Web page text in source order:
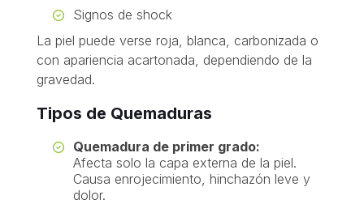
Signos de shock
La piel puede verse roja, blanca, carbonizada o
con apariencia acartonada, dependiendo de la
gravedad.
Tipos de Quemaduras
Quemadura de primer grado:
Afecta solo la capa externa de la piel.
Causa enrojecimiento, hinchazón leve y
dolor.